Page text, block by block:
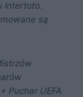
Intertoto.
są
Puchar UEFA